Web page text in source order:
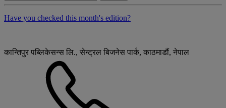
Have you checked this month's edition?
कान्तिपुर पब्लिकेसन्स लि., सेन्ट्रल बिजनेस पार्क, काठमाडौं, नेपाल